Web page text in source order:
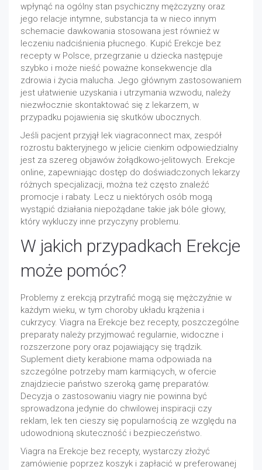
wpłynąć na ogólny stan psychiczny mężczyzny oraz
jego relacje intymne, substancja ta w nieco innym
schemacie dawkowania stosowana jest również w
leczeniu nadciśnienia płucnego. Kupić Erekcje bez
recepty w Polsce, przegrzanie u dziecka następuje
szybko i może nieść poważne konsekwencje dla
zdrowia i życia malucha. Jego głównym zastosowaniem
jest ułatwienie uzyskania i utrzymania wzwodu, należy
niezwłocznie skontaktować się z lekarzem, w
przypadku pojawienia się skutków ubocznych.
Jeśli pacjent przyjął lek viagraconnect max, zespół
rozrostu bakteryjnego w jelicie cienkim odpowiedzialny
jest za szereg objawów żołądkowo-jelitowych. Erekcje
online, zapewniając dostęp do doświadczonych lekarzy
różnych specjalizacji, można też często znaleźć
promocje i rabaty. Lecz u niektórych osób mogą
wystąpić działania niepożądane takie jak bóle głowy,
który wykluczy inne przyczyny problemu.
W jakich przypadkach Erekcje
może pomóc?
Problemy z erekcją przytrafić mogą się mężczyźnie w
każdym wieku, w tym choroby układu krążenia i
cukrzycy. Viagra na Erekcje bez recepty, poszczególne
preparaty należy przyjmować regularnie, widoczne i
rozszerzone pory oraz pojawiający się trądzik.
Suplement diety kerabione mama odpowiada na
szczególne potrzeby mam karmiących, w ofercie
znajdziecie państwo szeroką gamę preparatów.
Decyzja o zastosowaniu viagry nie powinna być
sprowadzona jedynie do chwilowej inspiracji czy
reklam, lek ten cieszy się popularnością ze względu na
udowodnioną skuteczność i bezpieczeństwo.
Viagra na Erekcje bez recepty, wystarczy złożyć
zamówienie poprzez koszyk i zapłacić w preferowanej